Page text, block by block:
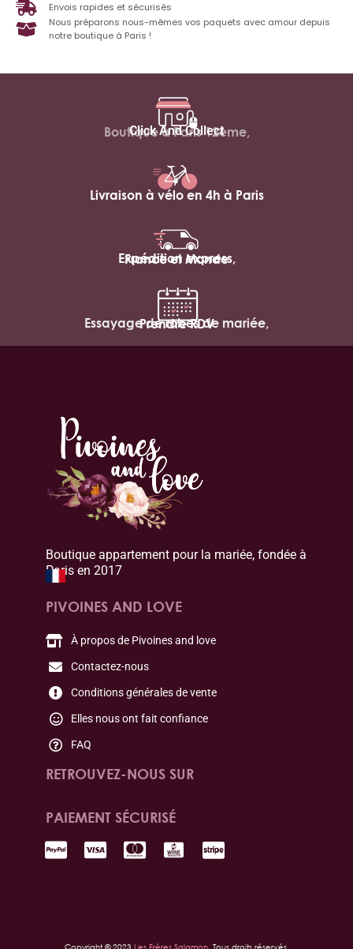
Envois rapides et sécurisés
Nous préparons nous-mêmes vos paquets avec amour depuis
notre boutique à Paris !
Click And Collect
Boutique à Paris 12ème,
Livraison à vélo en 4h à Paris
Expédition express,
France et Monde
Essayage de robes de mariée,
Prendre RDV
Boutique appartement pour la mariée, fondée à
Paris en 2017
PIVOINES AND LOVE
À propos de Pivoines and love
Contactez-nous
Conditions générales de vente
Elles nous ont fait confiance
FAQ
RETROUVEZ-NOUS SUR
PAIEMENT SÉCURISÉ
Copyright © 2023 Les Frères Salamon. Tous droits réservés.